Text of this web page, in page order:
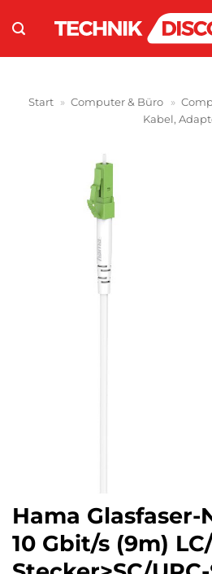
Inhalt
springen
Start » Computer & Büro »
Kabel,
Hama
10 Gbit/s (9m)